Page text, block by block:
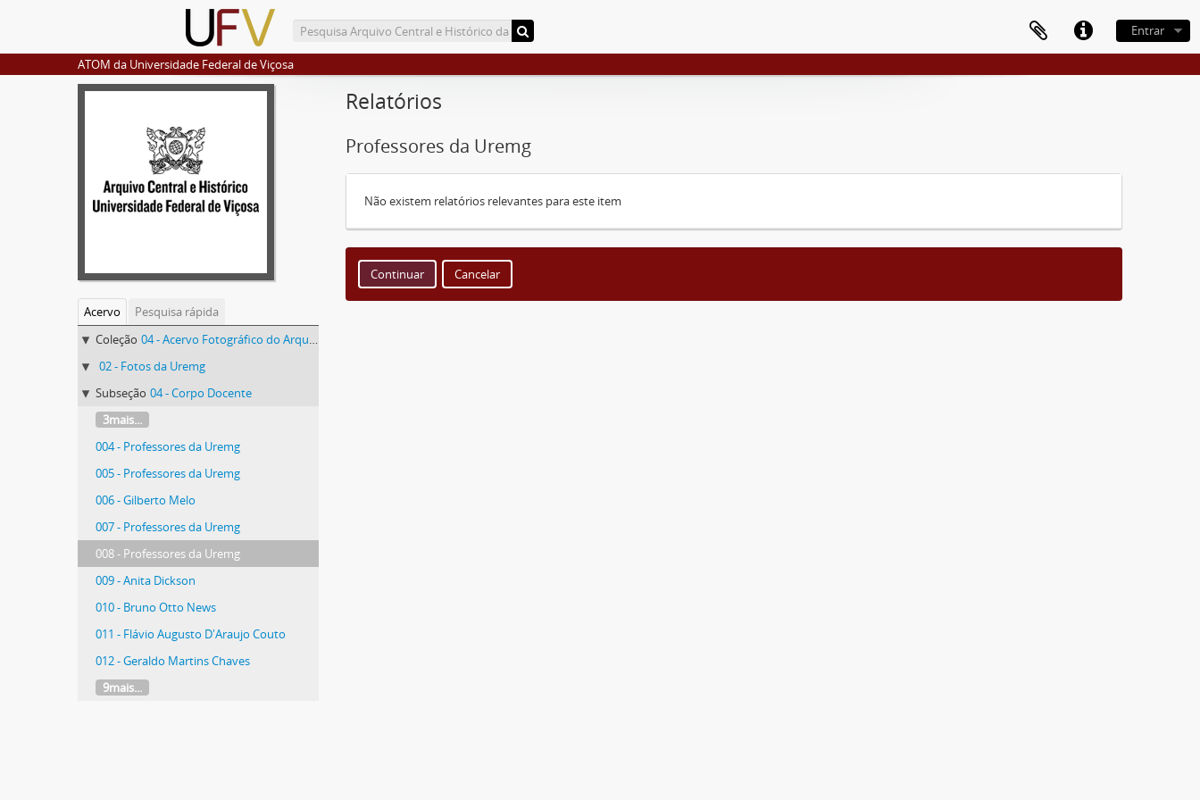
Entrar
ATOM da Universidade Federal de Viçosa
Acervo
Pesquisa rápida
Coleção 04 - Acervo Fotográfico do Arquivo Central Histórico da UFV
02 - Fotos da Uremg
Subseção 04 - Corpo Docente
3mais...
004 - Professores da Uremg
005 - Professores da Uremg
006 - Gilberto Melo
007 - Professores da Uremg
008 - Professores da Uremg
009 - Anita Dickson
010 - Bruno Otto News
011 - Flávio Augusto D'Araujo Couto
012 - Geraldo Martins Chaves
9mais...
Relatórios
Professores da Uremg
Não existem relatórios relevantes para este item
Cancelar